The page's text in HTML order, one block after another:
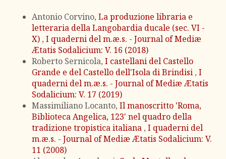
Antonio Corvino, La produzione libraria e
letteraria della Langobardia ducale (sec. VI -
X) , I quaderni del m.æ.s. - Journal of Mediæ
Ætatis Sodalicium: V. 16 (2018)
Roberto Sernicola, I castellani del Castello
Grande e del Castello dell'Isola di Brindisi , I
quaderni del m.æ.s. - Journal of Mediæ Ætatis
Sodalicium: V. 17 (2019)
Massimiliano Locanto, Il manoscritto 'Roma,
Biblioteca Angelica, 123' nel quadro della
tradizione tropistica italiana , I quaderni del
m.æ.s. - Journal of Mediæ Ætatis Sodalicium: V.
11 (2008)